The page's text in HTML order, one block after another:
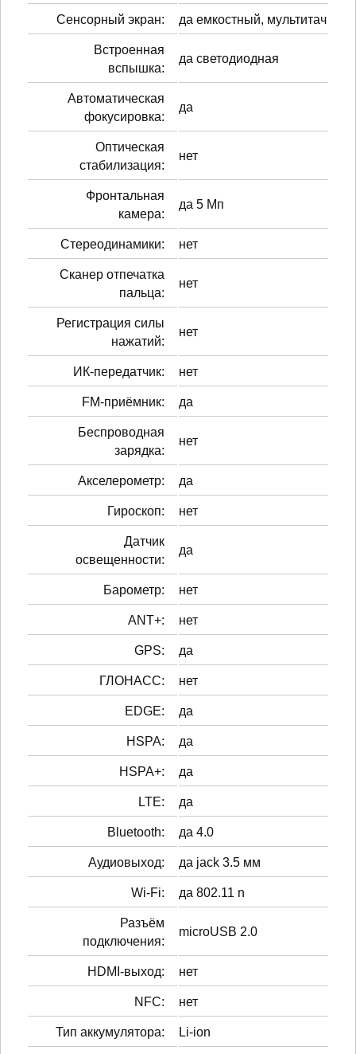
Сенсорный экран: да емкостный, мультитач
Встроенная
вспышка:
да светодиодная
Автоматическая
фокусировка:
да
Оптическая
стабилизация:
нет
Фронтальная
камера:
да 5 Мп
Стереодинамики: нет
Сканер отпечатка
пальца:
нет
Регистрация силы
нажатий:
нет
ИК-передатчик: нет
FM-приёмник: да
Беспроводная
зарядка:
нет
Акселерометр: да
Гироскоп: нет
Датчик
освещенности:
да
Барометр: нет
ANT+: нет
GPS: да
ГЛОНАСС: нет
EDGE: да
HSPA: да
HSPA+: да
LTE: да
Bluetooth: да 4.0
Аудиовыход: да jack 3.5 мм
Wi-Fi: да 802.11 n
Разъём
подключения:
microUSB 2.0
HDMI-выход: нет
NFC: нет
Тип аккумулятора: Li-ion